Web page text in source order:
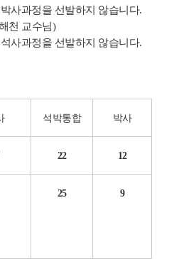
사과정을 선발하지 않습니다.
천 교수님)
사과정을 선발하지 않습니다.
석박통합 박사
22 12
25 9